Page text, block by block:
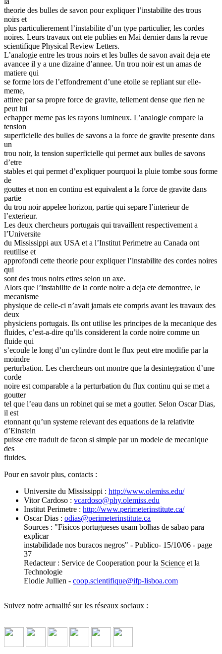
theorie des bulles de savon pour expliquer l’instabilite des trous
noirs et
plus particulierement l’instabilite d’un type particulier, les cordes
noires. Leurs travaux ont ete publies en Mai dernier dans la revue
scientifique Physical Review Letters.
L’analogie entre les trous noirs et les bulles de savon avait deja ete
avancee il y a une dizaine d’annee. Un trou noir est un amas de
matiere qui
se forme lors de l’effondrement d’une etoile se repliant sur elle-
meme,
attiree par sa propre force de gravite, tellement dense que rien ne
peut lui
echapper meme pas les rayons lumineux. L’analogie compare la
tension
superficielle des bulles de savons a la force de gravite presente dans
un
trou noir, la tension superficielle qui permet aux bulles de savons
d’etre
stables et qui permet d’expliquer pourquoi la pluie tombe sous forme
de
gouttes et non en continu est equivalent a la force de gravite dans
partie
du trou noir appelee horizon, partie qui separe l’interieur de
l’exterieur.
Les deux chercheurs portugais qui travaillent respectivement a
l’Universite
du Mississippi aux USA et a l’Institut Perimetre au Canada ont
reutilise et
approfondi cette theorie pour expliquer l’instabilite des cordes noires
qui
sont des trous noirs etires selon un axe.
Alors que l’instabilite de la corde noire a deja ete demontree, le
mecanisme
physique de celle-ci n’avait jamais ete compris avant les travaux des
deux
physiciens portugais. Ils ont utilise les principes de la mecanique des
fluides, c’est-a-dire qu’ils considerent la corde noire comme un
fluide qui
s’ecoule le long d’un cylindre dont le flux peut etre modifie par la
moindre
perturbation. Les chercheurs ont montre que la desintegration d’une
corde
noire est comparable a la perturbation du flux continu qui se met a
goutter
tel que l’eau dans un robinet qui se met a goutter. Selon Oscar Dias,
il est
etonnant qu’un systeme relevant des equations de la relativite
d’Einstein
puisse etre traduit de facon si simple par un modele de mecanique
des
fluides.
Pour en savoir plus, contacts :
Universite du Mississippi : http://www.olemiss.edu/
Vitor Cardoso : vcardoso@phy.olemiss.edu
Institut Perimetre : http://www.perimeterinstitute.ca/
Oscar Dias : odias@perimeterinstitute.ca
Sources : "Fisicos portugueses usam bolhas de sabao para
explicar
instabilidade nos buracos negros" - Publico- 15/10/06 - page
37
Redacteur : Service de Cooperation pour la Science et la
Technologie
Elodie Jullien - coop.scientifique@ifp-lisboa.com
Suivez notre actualité sur les réseaux sociaux :